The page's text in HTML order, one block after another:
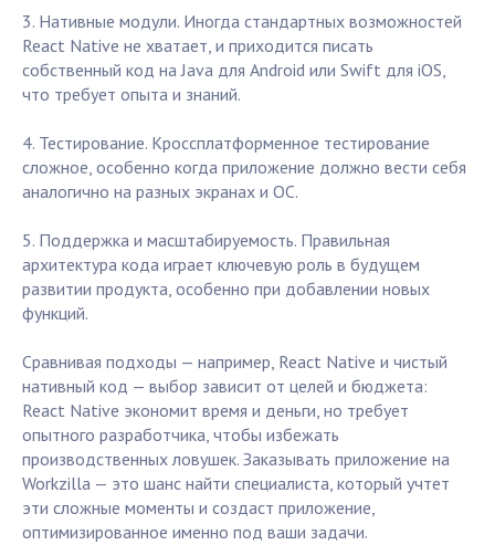
3. Нативные модули. Иногда стандартных возможностей
React Native не хватает, и приходится писать
собственный код на Java для Android или Swift для iOS,
что требует опыта и знаний.
4. Тестирование. Кроссплатформенное тестирование
сложное, особенно когда приложение должно вести себя
аналогично на разных экранах и ОС.
5. Поддержка и масштабируемость. Правильная
архитектура кода играет ключевую роль в будущем
развитии продукта, особенно при добавлении новых
функций.
Сравнивая подходы — например, React Native и чистый
нативный код — выбор зависит от целей и бюджета:
React Native экономит время и деньги, но требует
опытного разработчика, чтобы избежать
производственных ловушек. Заказывать приложение на
Workzilla — это шанс найти специалиста, который учтет
эти сложные моменты и создаст приложение,
оптимизированное именно под ваши задачи.